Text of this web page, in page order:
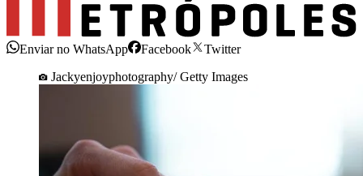
Enviar no WhatsApp Facebook
Twitter
Jackyenjoyphotography/ Getty Images